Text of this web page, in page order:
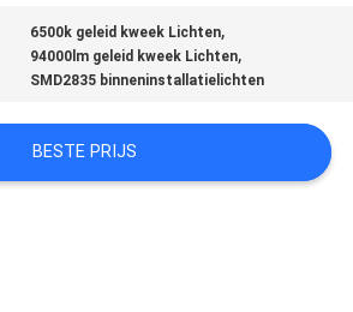
6500k geleid kweek Lichten,
94000lm geleid kweek Lichten,
SMD2835 binneninstallatielichten
BESTE PRIJS